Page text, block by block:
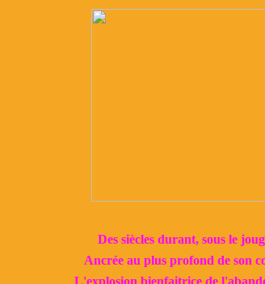
Des siècles durant, sous le
Ancrée au plus profond de son
L'explosion bienfaitrice de